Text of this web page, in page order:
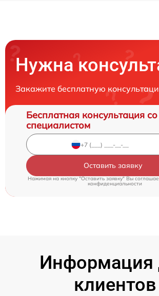
Нужна
Закажите бесплатную
Бесплатная консультация со
специалистом
Оставить заявку
Нажимая на кнопку "Оставить заявку" Вы
конфиденциальности
Информация
клиентов